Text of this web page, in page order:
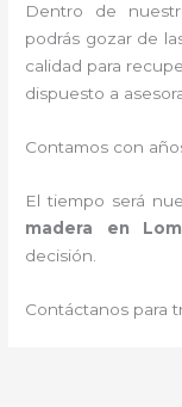
Dentro de
podrás gozar de
calidad para
dispuesto a
Contamos con
El tiempo será
madera en
decisión.
Contáctanos para